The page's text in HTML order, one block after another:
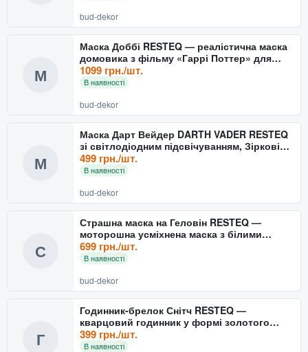
bud-dekor
М
Маска Доббі RESTEQ — реалістична маска
домовика з фільму «Гаррі Поттер» для
дорослих
1099 грн./шт.
В наявності
bud-dekor
М
Маска Дарт Вейдер DARTH VADER RESTEQ
зі світлодіодним підсвічуванням, Зіркові
Воїни
499 грн./шт.
В наявності
bud-dekor
С
Страшна маска на Геловін RESTEQ —
моторошна усміхнена маска з білими
очима та шкірою, 22×18 см
699 грн./шт.
В наявності
bud-dekor
Г
Годинник-брелок Снітч RESTEQ —
кварцовий годинник у формі золотого
снітча з Гаррі Поттера, стил
399 грн./шт.
В наявності